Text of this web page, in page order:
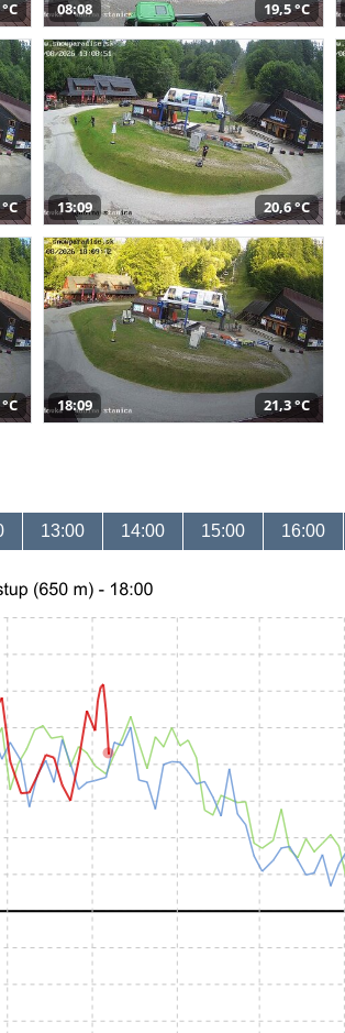
08:08 19,5 °C
13:09 20,6 °C
18:09 21,3 °C
13:00 14:00 15:00 16:00